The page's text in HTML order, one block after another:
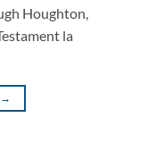
Houghton,
la
→